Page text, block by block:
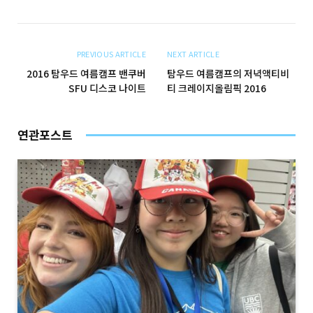
PREVIOUS ARTICLE
2016 탐우드 여름캠프 밴쿠버
SFU 디스코 나이트
NEXT ARTICLE
탐우드 여름캠프의 저녁액티비
티 크레이지올림픽 2016
연관포스트